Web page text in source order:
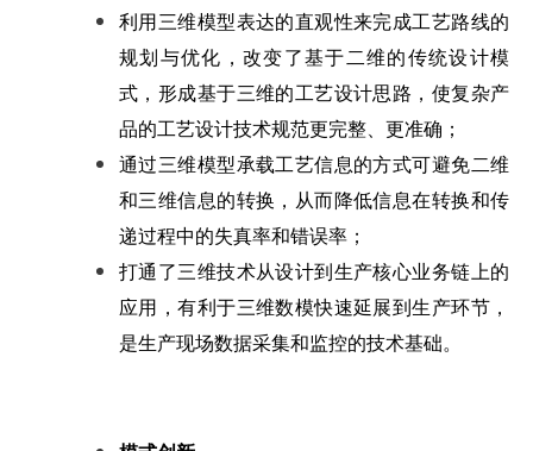
利用三维模型表达的直观性来完成工艺路线的
规划与优化，改变了基于二维的传统设计模
式，形成基于三维的工艺设计思路，使复杂产
品的工艺设计技术规范更完整、更准确；
通过三维模型承载工艺信息的方式可避免二维
和三维信息的转换，从而降低信息在转换和传
递过程中的失真率和错误率；
打通了三维技术从设计到生产核心业务链上的
应用，有利于三维数模快速延展到生产环节，
是生产现场数据采集和监控的技术基础。